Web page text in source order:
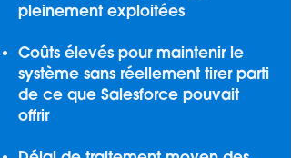
pleinement exploitées
Coûts élevés pour maintenir le
système sans réellement tirer parti
de ce que Salesforce pouvait
offrir